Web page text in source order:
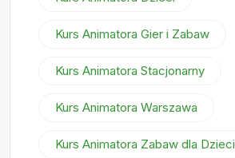
Kurs Animatora Gier i Zabaw
Kurs Animatora Stacjonarny
Kurs Animatora Warszawa
Kurs Animatora Zabaw dla Dzieci